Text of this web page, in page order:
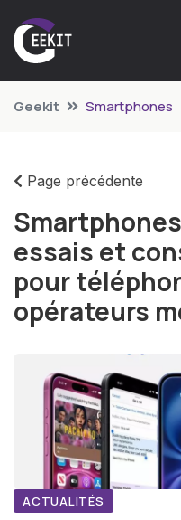
Geekit Smartphones
Page précédente
essais et
pour
opérateurs
ACTUALITÉS